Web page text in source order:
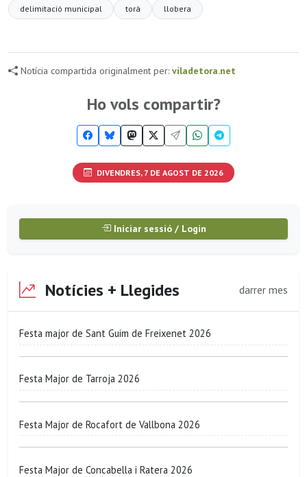
delimitació municipal torà llobera
Notícia compartida originalment per: viladetora.net
Ho vols compartir?
DIVENDRES, 7 DE AGOST DE 2026
Iniciar sessió / Login
Notícies + Llegides darrer mes
Festa major de Sant Guim de Freixenet 2026
Festa Major de Tarroja 2026
Festa Major de Rocafort de Vallbona 2026
Festa Major de Concabella i Ratera 2026